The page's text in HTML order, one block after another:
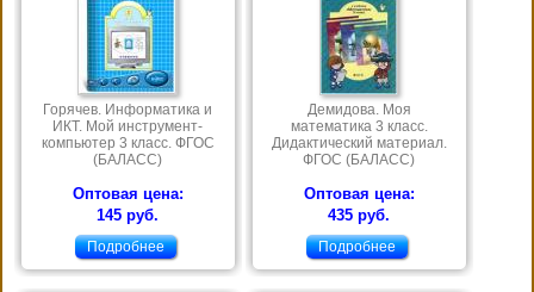
Горячев. Информатика и
ИКТ. Мой инструмент-
компьютер 3 класс. ФГОС
(БАЛАСС)
Оптовая цена:
145 руб.
Подробнее
Демидова. Моя
математика 3 класс.
Дидактический материал.
ФГОС (БАЛАСС)
Оптовая цена:
435 руб.
Подробнее